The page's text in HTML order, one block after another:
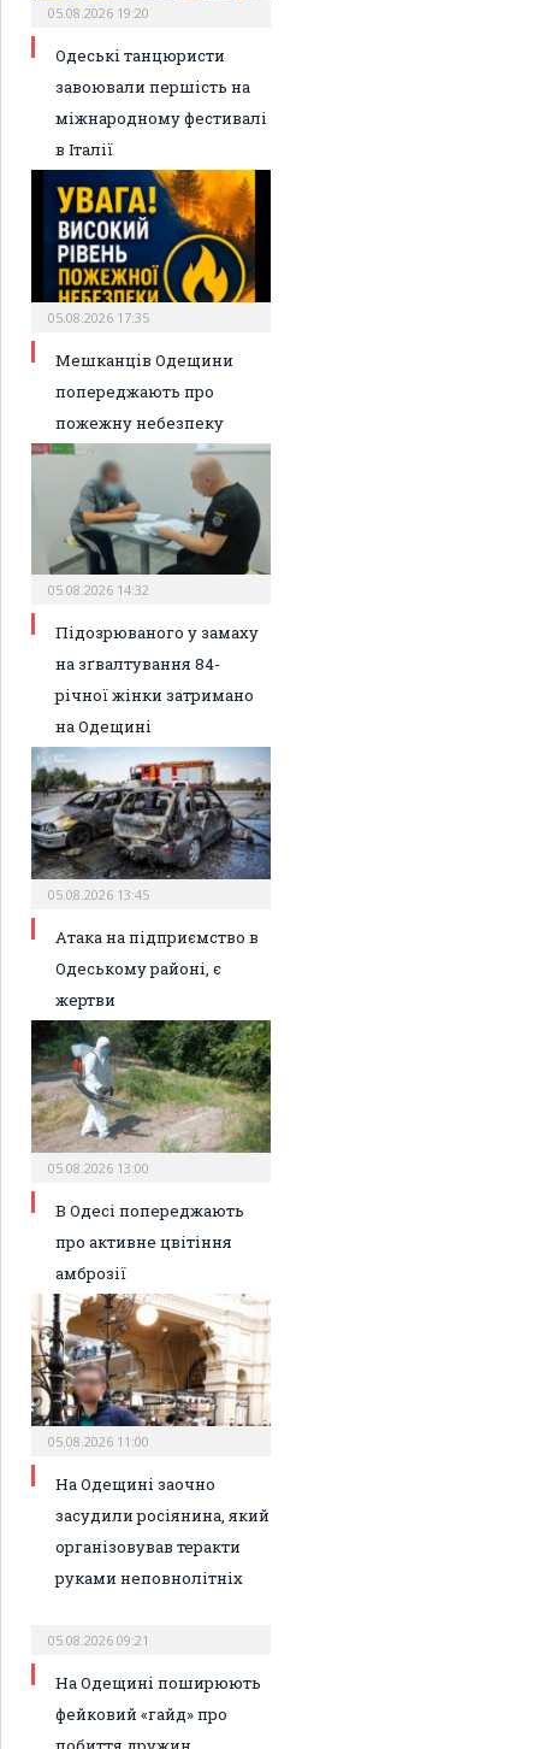
05.08.2026 19:20
Одеські танцюристи
завоювали першість на
міжнародному фестивалі
в Італії
05.08.2026 17:35
Мешканців Одещини
попереджають про
пожежну небезпеку
05.08.2026 14:32
Підозрюваного у замаху
на зґвалтування 84-
річної жінки затримано
на Одещині
05.08.2026 13:45
Атака на підприємство в
Одеському районі, є
жертви
05.08.2026 13:00
В Одесі попереджають
про активне цвітіння
амброзії
05.08.2026 11:00
На Одещині заочно
засудили росіянина, який
організовував теракти
руками неповнолітніх
05.08.2026 09:21
На Одещині поширюють
фейковий «гайд» про